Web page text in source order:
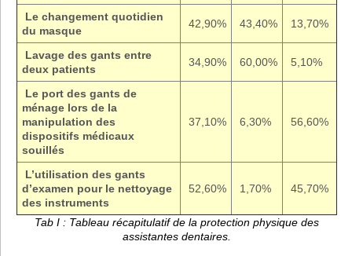
Le changement quotidien
du masque
42,90% 43,40% 13,70%
Lavage des gants entre
deux patients
34,90% 60,00% 5,10%
Le port des gants de
ménage lors de la
manipulation des
dispositifs médicaux
souillés
37,10% 6,30% 56,60%
L’utilisation des gants
d’examen pour le nettoyage
des instruments
52,60% 1,70% 45,70%
Tab I : Tableau récapitulatif de la protection physique des
assistantes dentaires.